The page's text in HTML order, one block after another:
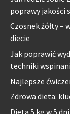
poprawy jakości
Czosnek żółty –
diecie
Jak poprawić
techniki
Najlepsze
Zdrowa dieta:
Dieta 5 kg w 5